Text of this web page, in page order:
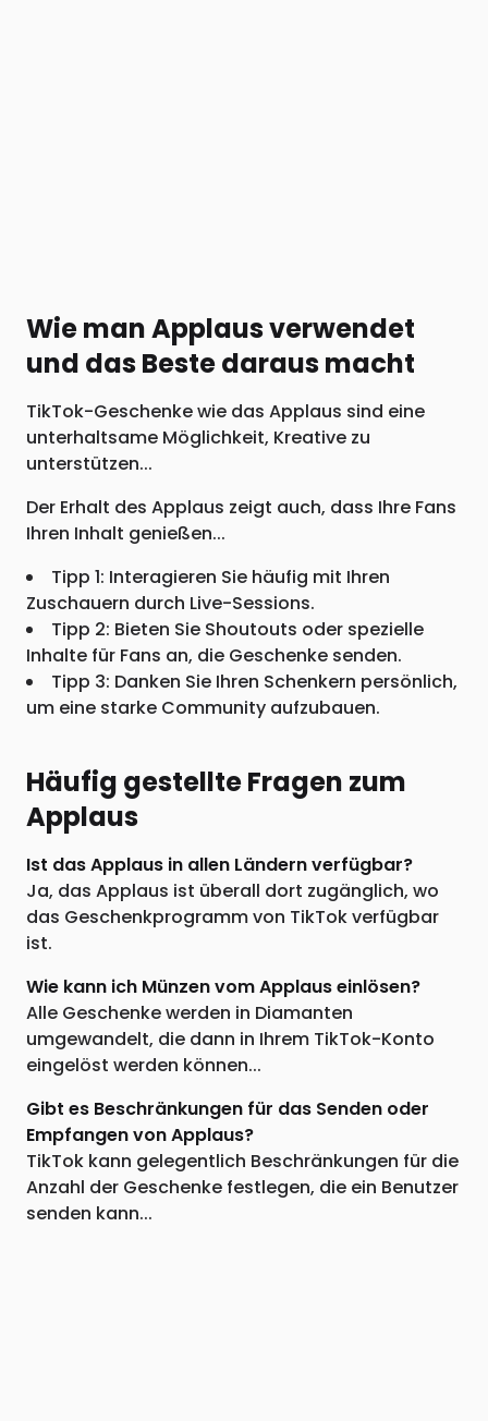
Wie man Applaus verwendet
und das Beste daraus macht
TikTok-Geschenke wie das Applaus sind eine
unterhaltsame Möglichkeit, Kreative zu
unterstützen...
Der Erhalt des Applaus zeigt auch, dass Ihre Fans
Ihren Inhalt genießen...
Tipp 1: Interagieren Sie häufig mit Ihren
Zuschauern durch Live-Sessions.
Tipp 2: Bieten Sie Shoutouts oder spezielle
Inhalte für Fans an, die Geschenke senden.
Tipp 3: Danken Sie Ihren Schenkern persönlich,
um eine starke Community aufzubauen.
Häufig gestellte Fragen zum
Applaus
Ist das Applaus in allen Ländern verfügbar?
Ja, das Applaus ist überall dort zugänglich, wo
das Geschenkprogramm von TikTok verfügbar
ist.
Wie kann ich Münzen vom Applaus einlösen?
Alle Geschenke werden in Diamanten
umgewandelt, die dann in Ihrem TikTok-Konto
eingelöst werden können...
Gibt es Beschränkungen für das Senden oder
Empfangen von Applaus?
TikTok kann gelegentlich Beschränkungen für die
Anzahl der Geschenke festlegen, die ein Benutzer
senden kann...